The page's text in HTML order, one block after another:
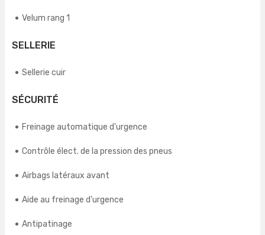
Velum rang 1
SELLERIE
Sellerie cuir
SÉCURITÉ
Freinage automatique d'urgence
Contrôle élect. de la pression des pneus
Airbags latéraux avant
Aide au freinage d'urgence
Antipatinage